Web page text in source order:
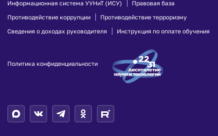
Информационная система УУНиТ (ИСУ)
Правовая база
Противодействие коррупции
Противодействие терроризму
Сведения о доходах руководителя
Инструкция по оплате обучения
Политика конфиденциальности